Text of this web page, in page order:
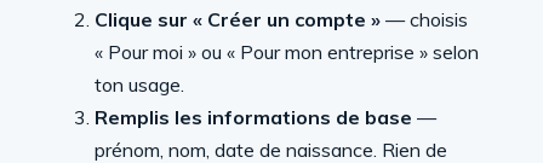
Clique sur « Créer un compte » — choisis
« Pour moi » ou « Pour mon entreprise » selon
ton usage.
Remplis les informations de base —
prénom, nom, date de naissance. Rien de